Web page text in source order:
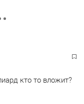
кто то вложит?